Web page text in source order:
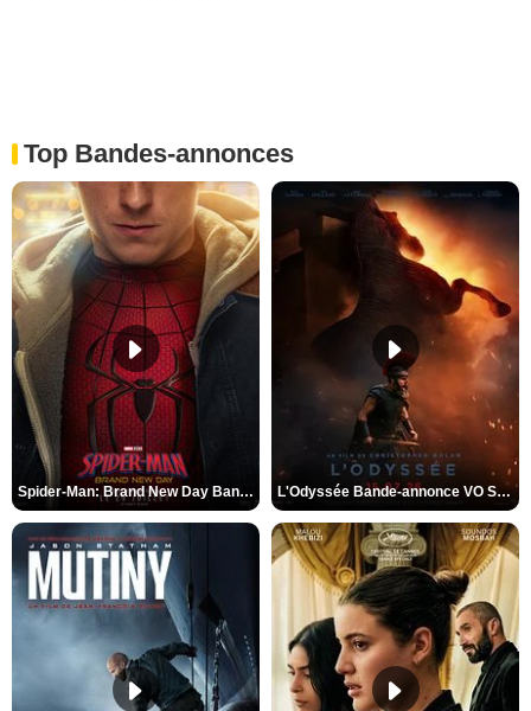
Top Bandes-annonces
Spider-Man: Brand New Day Bande-annonce VO STFR L'Odyssée Bande-annonce VO STFR